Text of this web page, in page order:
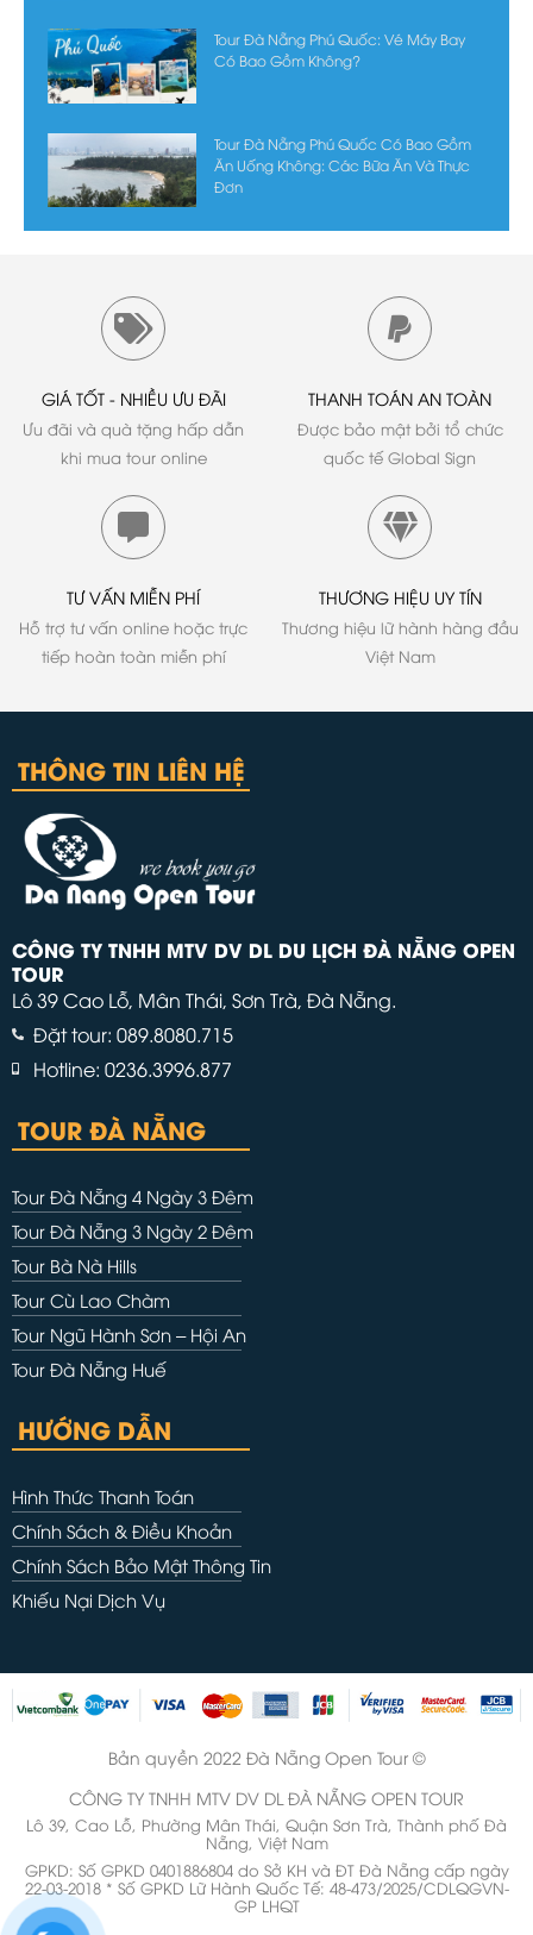
Tour Đà Nẵng Phú Quốc: Vé Máy Bay
Có Bao Gồm Không?
Tour Đà Nẵng Phú Quốc Có Bao Gồm
Ăn Uống Không: Các Bữa Ăn Và Thực
Đơn
GIÁ TỐT - NHIỀU ƯU ĐÃI
Ưu đãi và quà tặng hấp dẫn
khi mua tour online
THANH TOÁN AN TOÀN
Được bảo mật bởi tổ chức
quốc tế Global Sign
TƯ VẤN MIỄN PHÍ
Hỗ trợ tư vấn online hoặc trực
tiếp hoàn toàn miễn phí
THƯƠNG HIỆU UY TÍN
Thương hiệu lữ hành hàng đầu
Việt Nam
THÔNG TIN LIÊN HỆ
CÔNG TY TNHH MTV DV DL DU LỊCH ĐÀ NẴNG OPEN
TOUR
Lô 39 Cao Lỗ, Mân Thái, Sơn Trà, Đà Nẵng.
Đặt tour: 089.8080.715
Hotline: 0236.3996.877
TOUR ĐÀ NẴNG
Tour Đà Nẵng 4 Ngày 3 Đêm
Tour Đà Nẵng 3 Ngày 2 Đêm
Tour Bà Nà Hills
Tour Cù Lao Chàm
Tour Ngũ Hành Sơn – Hội An
Tour Đà Nẵng Huế
HƯỚNG DẪN
Hình Thức Thanh Toán
Chính Sách & Điều Khoản
Chính Sách Bảo Mật Thông Tin
Khiếu Nại Dịch Vụ
Bản quyền 2022 Đà Nẵng Open Tour ©
CÔNG TY TNHH MTV DV DL ĐÀ NẴNG OPEN TOUR
Lô 39, Cao Lỗ, Phường Mân Thái, Quận Sơn Trà, Thành phố Đà
Nẵng, Việt Nam
GPKD: Số GPKD 0401886804 do Sở KH và ĐT Đà Nẵng cấp ngày
22-03-2018 * Số GPKD Lữ Hành Quốc Tế: 48-473/2025/CDLQGVN-
GP LHQT